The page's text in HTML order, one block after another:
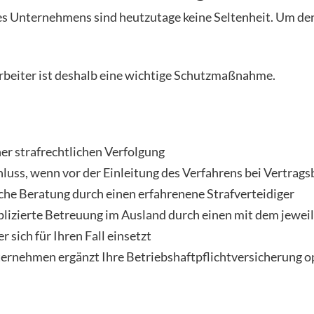
sind heutzutage keine Seltenheit. Um
ist deshalb eine wichtige Schutzmaßnahme.
strafrechtlichen Verfolgung
wenn vor der Einleitung des Verfahrens bei
Beratung durch einen erfahrenene Strafverteidiger
Betreuung im Ausland durch einen mit dem
sich für Ihren Fall einsetzt
ergänzt Ihre Betriebshaftpflichtversicherung